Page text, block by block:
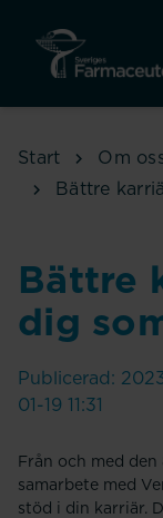
Start Om
Bättre
Bättre
dig
Publicerad:
01-19 11:31
Från och med
samarbete med
stöd i din karriär.